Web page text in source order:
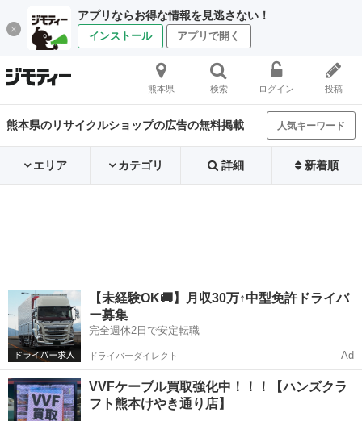
アプリならお得な情報を見逃さない！
インストール アプリで開く
熊本県 検索 ログイン 投稿
熊本県のリサイクルショップの広告の無料掲載 人気キーワード
エリア カテゴリ 詳細 新着順
【未経験OK🚚】月収30万↑中型免許ドライバ
ー募集
完全週休2日で安定転職
ドライバーダイレクト Ad
VVFケーブル買取強化中！！！【ハンズクラ
フト熊本けやき通り店】